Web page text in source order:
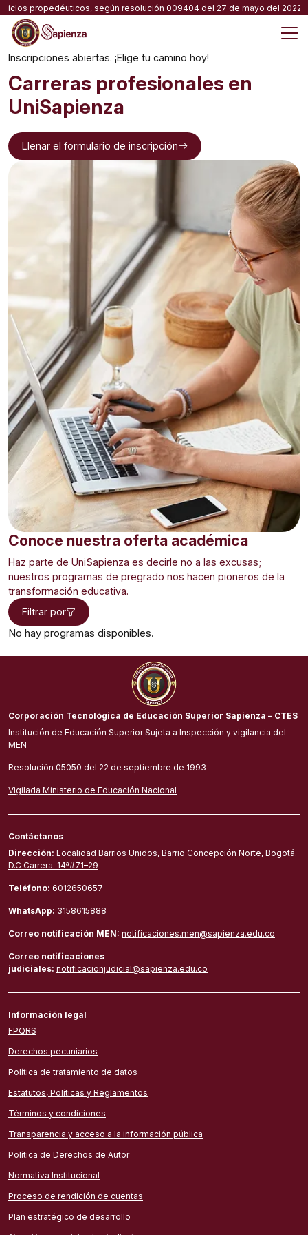
Skip
content
propedéuticos, según resolución 009404 del 27 de mayo del 2022
Inscripciones abiertas. ¡Elige tu camino hoy!
Carreras profesionales en
UniSapienza
Llenar el formulario de inscripción
Conoce nuestra oferta académica
Haz parte de UniSapienza es decirle no a las excusas;
nuestros programas de pregrado nos hacen pioneros de la
transformación educativa.
Filtrar por
No hay programas disponibles.
Corporación Tecnológica de Educación Superior Sapienza – CTES
Institución de Educación Superior Sujeta a Inspección y vigilancia del
MEN
Resolución 05050 del 22 de septiembre de 1993
Vigilada Ministerio de Educación Nacional
Contáctanos
Dirección: Localidad Barrios Unidos, Barrio Concepción Norte, Bogotá.
D.C Carrera. 14ª#71–29
Teléfono: 6012650657
WhatsApp: 3158615888
Correo notificación MEN: notificaciones.men@sapienza.edu.co
Correo notificaciones
judiciales: notificacionjudicial@sapienza.edu.co
Información legal
FPQRS
Derechos pecuniarios
Política de tratamiento de datos
Estatutos, Políticas y Reglamentos
Términos y condiciones
Transparencia y acceso a la información pública
Política de Derechos de Autor
Normativa Institucional
Proceso de rendición de cuentas
Plan estratégico de desarrollo